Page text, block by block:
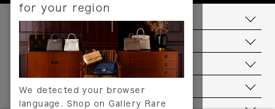
for your region
We detected your browser
language. Shop on Gallery Rare
お支払いについて
配送について
送料について
返品について